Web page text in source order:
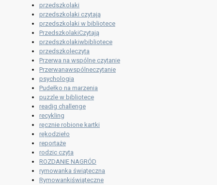
przedszkolaki
przedszkolaki czytają
przedszkolaki w bibliotece
PrzedszkolakiCzytają
przedszkolakiwbibliotece
przedszkoleczyta
Przerwa na wspólne czytanie
Przerwanawspólneczytanie
psychologia
Pudełko na marzenia
puzzle w bibliotece
readig challenge
recykling
ręcznie robione kartki
rękodzieło
reportaże
rodzic czyta
ROZDANIE NAGRÓD
rymowanka świąteczna
Rymowankiświąteczne